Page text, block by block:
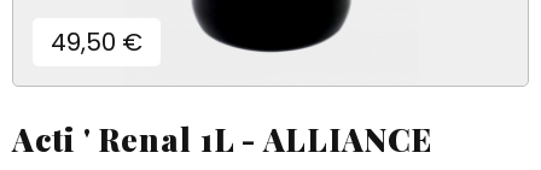
add_circle_outline Créer une nouvelle liste
((cancelText))
((createText))
((cancelText))
((modalDeleteText))
((loginText))
Prix
49,50 €
Acti ' Renal 1L - ALLIANCE